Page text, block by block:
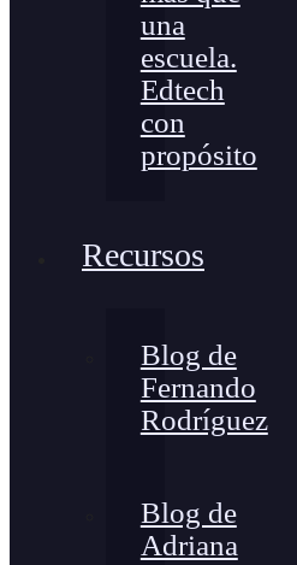
una
escuela.
Edtech
con
propósito
Recursos
Blog de
Fernando
Rodríguez
Blog de
Adriana